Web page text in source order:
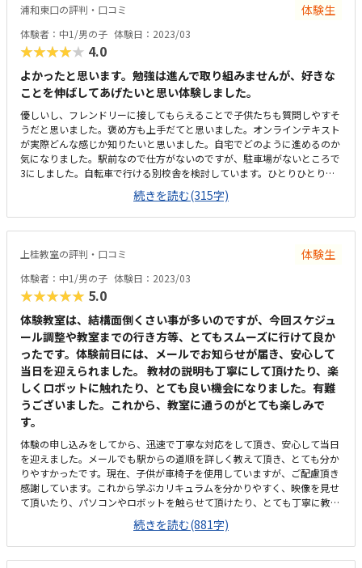
るのですが怖いです。普通に歩いて通うのには問題無いと思います。一人
で使える長いテーブルを使用出来るので、ゆったりと受講できます。他の
方の部品が混ざったりすることもありません。プログラミングのパソコン
は、教室のノートパソコンを貸して頂けるので、荷物も多くなく良いで
す。教室は明るく良い雰囲気です。ロボットの材料費が少し高いですが、
それ以上に学べることが多いと思いました。ブロックで作成するロボット
には出来ない動きをしたり、プログラミングもタイピング入力で言語から
学べるので、パソコンやソフトを新たに用意しなくてよい分、安いかなぁ
って思いました。先生がとても熱心に教えて下さるので、子供はとても楽
しいようです。少人数での授業なので、うるさくなく授業に集中できるの
も良いみたいです。保護者用の待合室も用意して頂けるので、（車椅子の
為、近くで待機しないといけません）とても助かります。今のところ、特
にありません。しいて言えば、車椅子での移動なので、前の道の交通量が
少し多いくらいです。習いだしてから、まだ僅かですが、ロボットの仕組
みやプログラミングの理解が行く度に深くなっているのが良く分かりま
す。独学では、短期間でここまで学ぶのは難しいと感じました。一番良か
った点は、本人が楽しみながら学べている事です。
浦和東口の評判・口コミ 体験生
体験者：中1/男の子 体験日：2023/03
★★★★★ 4.0
よかったと思います。勉強は進んで取り組みませんが、好きな
ことを伸ばしてあげたいと思い体験しました。
優しいし、フレンドリーに接してもらえることで子供たちも質問しやすそ
うだと思いました。褒め方も上手だてと思いました。オンラインテキスト
が実際どんな感じか知りたいと思いました。自宅でどのように進めるのか
気になりました。駅前なので仕方がないのですが、駐車場がないところで
3にしました。自転車で行ける別校舎を検討しています。ひとりひとりが
マイペースで進めているのが我が子には合っていると思いました。みんな
黙々と集中して取り組んでいるようでした。月２回なのが少し残念です。
理想は毎週でした。ただ振替ができるとのことでしたのでそれがよいなと
思いました。先生の雰囲気は話しかけやすい雰囲気でした。子供ももっと
続きを読む(315字)
上桂教室の評判・口コミ 体験生
体験者：中1/男の子 体験日：2023/03
★★★★★ 5.0
体験教室は、結構面倒くさい事が多いのですが、今回スケジュ
ール調整や教室までの行き方等、とてもスムーズに行けて良か
ったです。体験前日には、メールでお知らせが届き、安心して
当日を迎えられました。 教材の説明も丁寧にして頂けたり、楽
しくロボットに触れたり、とても良い機会になりました。有難
うございました。これから、教室に通うのがとても楽しみで
す。
体験の申し込みをしてから、迅速で丁寧な対応をして頂き、安心して当日
を迎えました。メールでも駅からの道順を詳しく教えて頂き、とても分か
りやすかったです。現在、子供が車椅子を使用していますが、ご配慮頂き
感謝しています。これから学ぶカリキュラムを分かりやすく、映像を見せ
て頂いたり、パソコンやロボットを触らせて頂けたり、とても丁寧に教え
て頂きました。また、質問にも答えて頂き、実際に教室まで行って色々お
伺いできて良かったです。机に恐竜ロボットのプリントで名札を作って下
さり、とても嬉しかったです。帰宅してから、子供も「優しい先生で良か
った」と言っていました。今まで見たことが無い動きが出来るロボットが
続きを読む(881字)